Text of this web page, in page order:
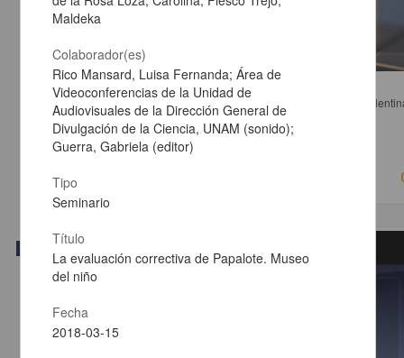
Mesa 1. La modernidad como edad de los derechos
Salazar Carrión, Luis; Vázquez Cardoso, Rodolfo; Pazé,
Michelangelo - Instituto de Investigaciones Jurídicas, UNAM
2018-05-16
Ciencias Sociales y Económicas
Maldeka
Colaborador(es)
Rico Mansard, Luisa Fernanda; Área de
Videoconferencias de la Unidad de
Audiovisuales de la Dirección General de
Divulgación de la Ciencia, UNAM (sonido);
Guerra, Gabriela (editor)
Tipo
Seminario
Título
La evaluación correctiva de Papalote. Museo
del niño
Fecha
2018-03-15